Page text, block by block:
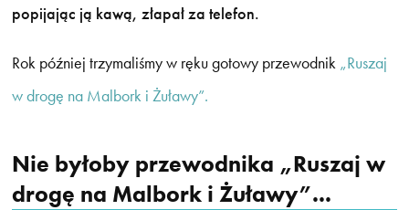
popijając ją kawą, złapał za telefon.
Rok później trzymaliśmy w ręku gotowy przewodnik „Ruszaj
w drogę na Malbork i Żuławy”.
Nie byłoby przewodnika „Ruszaj w
drogę na Malbork i Żuławy”...